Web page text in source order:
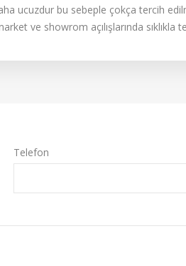
ucuzdur bu sebeple çokça tercih
ve showrom açılışlarında sıklıkla
Telefon